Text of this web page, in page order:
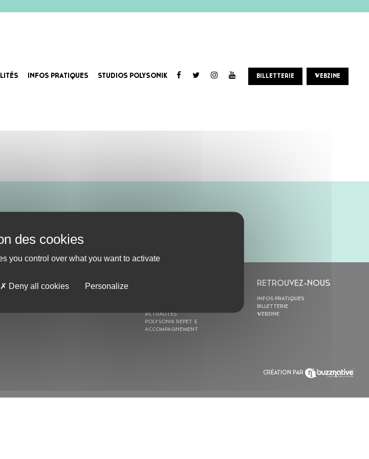
INFOS PRATIQUES STUDIOS POLYSONIK BILLETTERIE WEBZINE
AU PROGRAMME
ACTUALITÉS
POLYSONIK REPET &
ACCOMPAGNEMENT
RETROUVEZ-NOUS
INFOS PRATIQUES
BILLETTERIE
WEBZINE
CRÉATION PAR
you control over what you want to activate
Deny all cookies Personalize